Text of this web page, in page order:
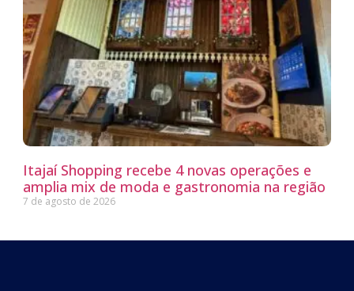
Itajaí Shopping recebe 4 novas operações e
amplia mix de moda e gastronomia na região
7 de agosto de 2026